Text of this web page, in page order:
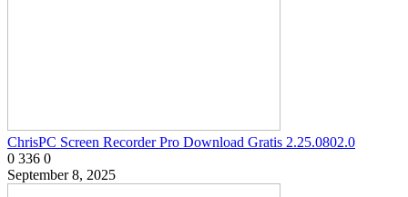
ChrisPC Screen Recorder Pro Download Gratis 2.25.0802.0
0 336 0
September 8, 2025